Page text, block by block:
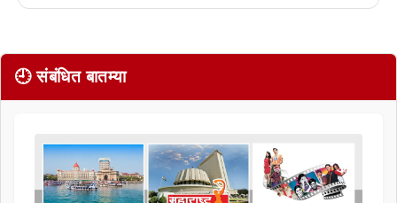
🕘 संबंधित बातम्या